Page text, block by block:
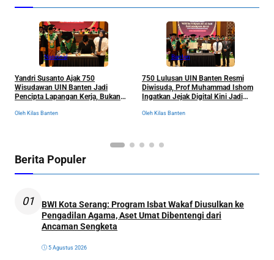
Nasional
Yandri Susanto Ajak 750
Wisudawan UIN Banten Jadi
Pencipta Lapangan Kerja, Bukan
Oleh Kilas Banten
Banten
750 Lulusan UIN Banten Resmi
Diwisuda, Prof Muhammad Ishom
Ingatkan Jejak Digital Kini Jadi
Oleh Kilas Banten
Berita Populer
01
BWI Kota Serang: Program Isbat Wakaf Diusulkan ke
Pengadilan Agama, Aset Umat Dibentengi dari
Ancaman Sengketa
5 Agustus 2026